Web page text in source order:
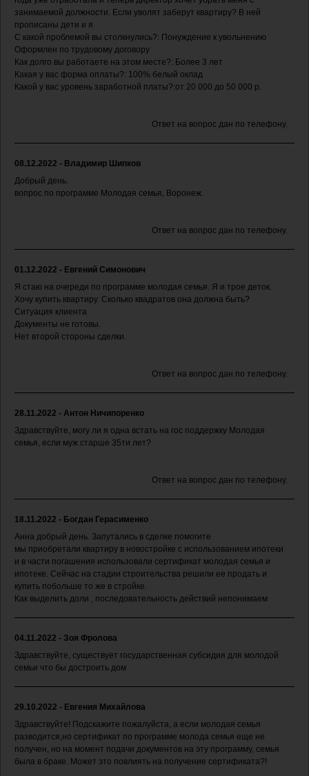
занимаемой должности. Если уволят заберут квартиру? В ней
прописаны дети и я
С какой проблемой вы столкнулись?: Понуждение к увольнению
Оформлен по трудовому договору
Как долго вы работаете на этом месте?: Более 3 лет
Какая у вас форма оплаты?: 100% белый оклад
Какой у вас уровень заработной платы?:от 20 000 до 50 000 р.
Ответ на вопрос дан по телефону.
08.12.2022 - Владимир Шипков
Добрый день.
вопрос по программе Молодая семья, Воронеж.
Ответ на вопрос дан по телефону.
01.12.2022 - Евгений Симонович
Я стаю на очереди по программе молодая семья. Я и трое деток.
Хочу купить квартиру. Сколько квадратов она должна быть?
Ситуация клиента
Документы не готовы.
Нет второй стороны сделки.
Ответ на вопрос дан по телефону.
28.11.2022 - Антон Ничипоренко
Здравствуйте, могу ли я одна встать на гос поддержку Молодая
семья, если муж старше 35ти лет?
Ответ на вопрос дан по телефону.
18.11.2022 - Богдан Герасименко
Анна добрый день. Запутались в сделке помогите
мы приобретали квартиру в новостройке с использованием ипотеки
и в части погашения использовали сертификат молодая семья и
ипотеке. Сейчас на стадии строительства решили ее продать и
купить побольше то же в стройке.
Как выделить доли , последовательность действий непонимаем
04.11.2022 - Зоя Фролова
Здравствуйте, существует государственная субсидия для молодой
семьи что бы достроить дом
29.10.2022 - Евгения Михайлова
Здравствуйте! Подскажите пожалуйста, а если молодая семья
разводится,но сертификат по программе молода семья еще не
получен, но на момент подачи документов на эту программу, семья
была в браке. Может это повлиять на получение сертификата?!